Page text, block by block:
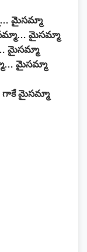
మైసమ్మా
మైసమ్మా
మైసమ్మా
మైసమ్మా
గాకే మైసమ్మా